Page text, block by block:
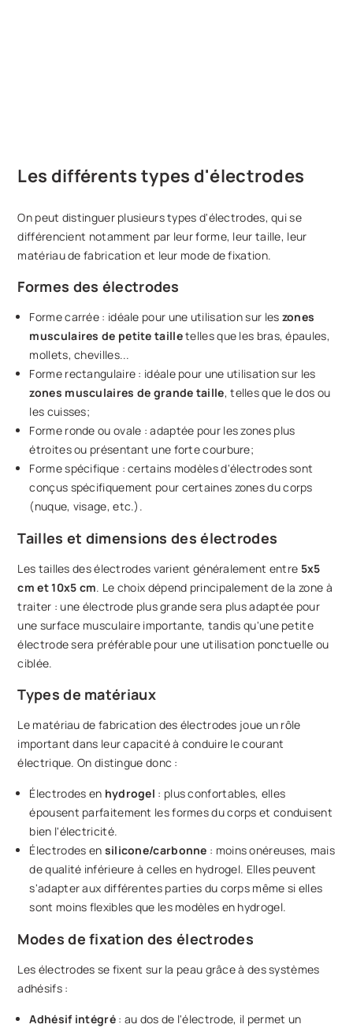
Les différents types d'électrodes
On peut distinguer plusieurs types d'électrodes, qui se
différencient notamment par leur forme, leur taille, leur
matériau de fabrication et leur mode de fixation.
Formes des électrodes
Forme carrée : idéale pour une utilisation sur les zones
musculaires de petite tailletelles que les bras, épaules,
mollets, chevilles...
Forme rectangulaire : idéale pour une utilisation sur les
zones musculaires de grande taille, telles que le dos ou
les cuisses;
Forme ronde ou ovale : adaptée pour les zones plus
étroites ou présentant une forte courbure;
Forme spécifique : certains modèles d'électrodes sont
conçus spécifiquement pour certaines zones du corps
(nuque, visage, etc.).
Tailles et dimensions des électrodes
Les tailles des électrodes varient généralement entre 5x5
cm et 10x5 cm. Le choix dépend principalement de la zone à
traiter : une électrode plus grande sera plus adaptée pour
une surface musculaire importante, tandis qu'une petite
électrode sera préférable pour une utilisation ponctuelle ou
ciblée.
Types de matériaux
Le matériau de fabrication des électrodes joue un rôle
important dans leur capacité à conduire le courant
électrique. On distingue donc :
Électrodes en hydrogel : plus confortables, elles
épousent parfaitement les formes du corps et conduisent
bien l'électricité.
Électrodes en silicone/carbonne : moins onéreuses, mais
de qualité inférieure à celles en hydrogel. Elles peuvent
s'adapter aux différentes parties du corps même si elles
sont moins flexibles que les modèles en hydrogel.
Modes de fixation des électrodes
Les électrodes se fixent sur la peau grâce à des systèmes
adhésifs :
Adhésif intégré: au dos de l'électrode, il permet un